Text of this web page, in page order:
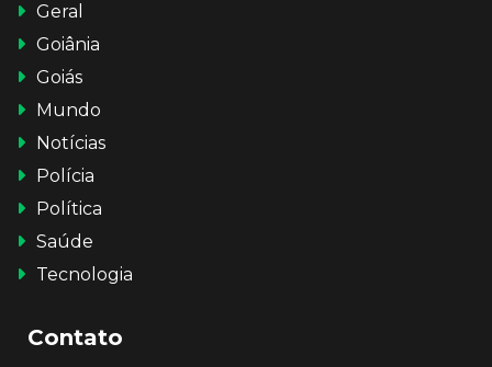
Geral
Goiânia
Goiás
Mundo
Notícias
Polícia
Política
Saúde
Tecnologia
Contato